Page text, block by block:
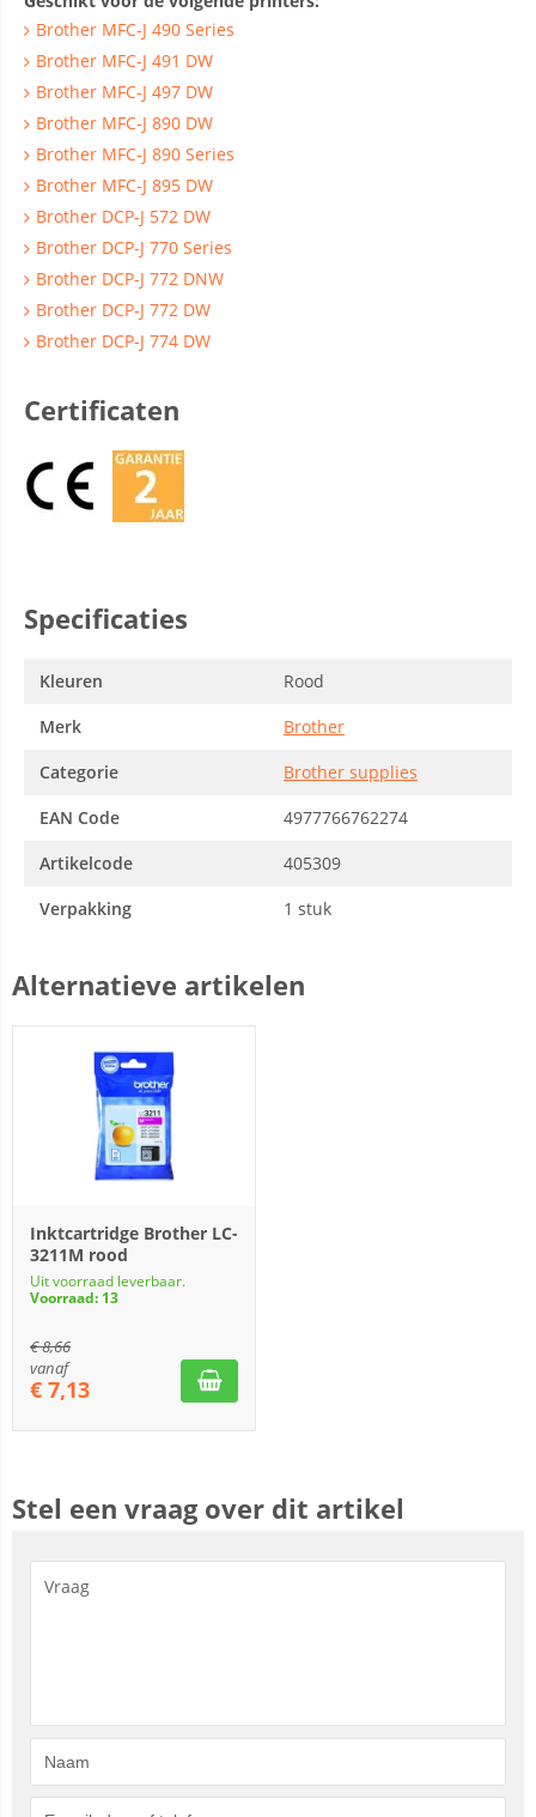
Brother MFC-J 490 Series
Brother MFC-J 491 DW
Brother MFC-J 497 DW
Brother MFC-J 890 DW
Brother MFC-J 890 Series
Brother MFC-J 895 DW
Brother DCP-J 572 DW
Brother DCP-J 770 Series
Brother DCP-J 772 DNW
Brother DCP-J 772 DW
Brother DCP-J 774 DW
Certificaten
Specificaties
Kleuren
Rood
Merk
Brother
Categorie
Brother supplies
EAN Code
4977766762274
Artikelcode
405309
Verpakking
1 stuk
Alternatieve artikelen
Inktcartridge Brother LC-
3211M rood
Uit voorraad leverbaar.
Voorraad: 13
€8,66
vanaf
€ 7,13
Stel een vraag over dit artikel